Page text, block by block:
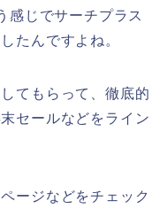
感じでサーチプラス
たんですよね。
てもらって、徹底的
セールなどをライン
ージなどをチェック